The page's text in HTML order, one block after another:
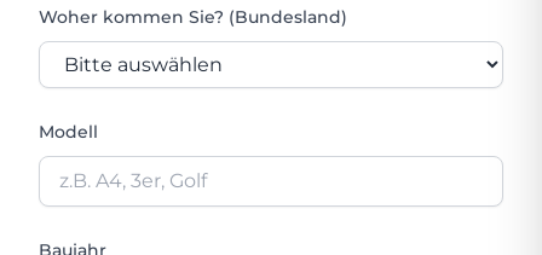
Woher kommen Sie? (Bundesland)
Modell
Baujahr